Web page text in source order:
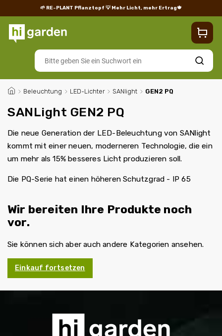
🌱 RE-PLANT Pflanztopf 💡 Mehr Licht, mehr Ertrag🍁
Suchen
/ Beleuchtung / LED-Lichter / SANlight / GEN2 PQ
SANLight GEN2 PQ
Die neue Generation der LED-Beleuchtung von SANlight
kommt mit einer neuen, moderneren Technologie, die ein
um mehr als 15% besseres Licht produzieren soll.
Die PQ-Serie hat einen höheren Schutzgrad - IP 65
Wir bereiten Ihre Produkte noch
vor.
Sie können sich aber auch andere Kategorien ansehen.
Einkauf fortsetzen